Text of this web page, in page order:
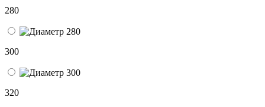
280
300
320